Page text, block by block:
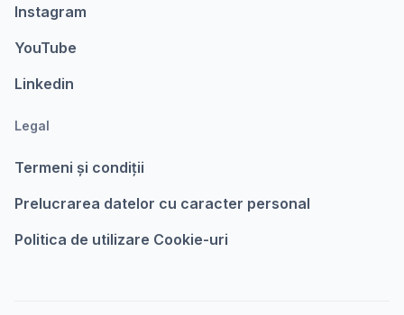
Instagram
YouTube
Linkedin
Legal
Termeni şi condiții
Prelucrarea datelor cu caracter personal
Politica de utilizare Cookie-uri